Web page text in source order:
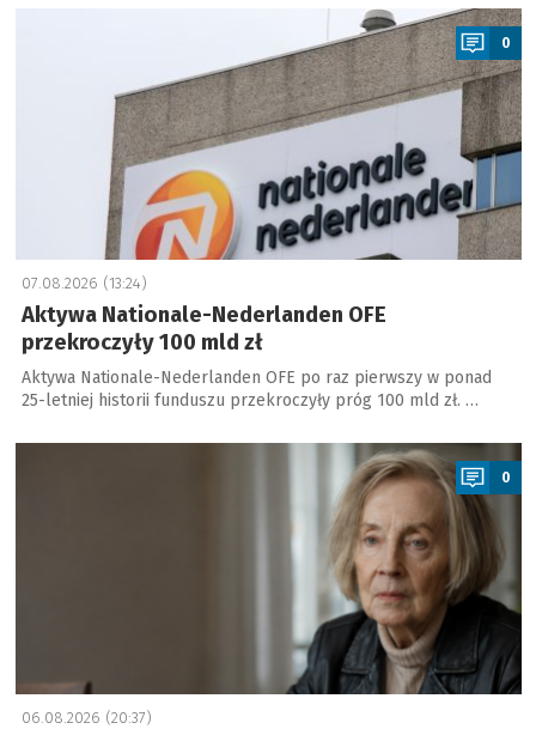
0
07.08.2026 (13:24)
Aktywa Nationale-Nederlanden OFE
przekroczyły 100 mld zł
Aktywa Nationale-Nederlanden OFE po raz pierwszy w ponad
25-letniej historii funduszu przekroczyły próg 100 mld zł. …
a
0
06.08.2026 (20:37)